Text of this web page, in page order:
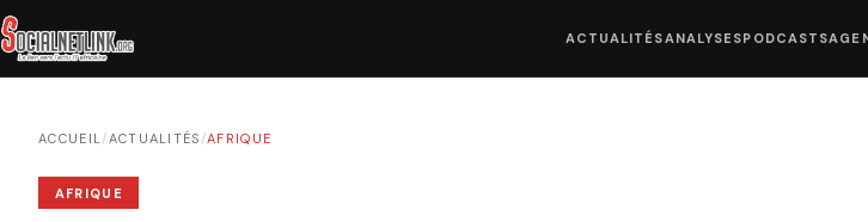
ACTUALITÉSANALYSESPODCASTS
ACCUEIL/ACTUALITÉS /AFRIQUE
AFRIQUE